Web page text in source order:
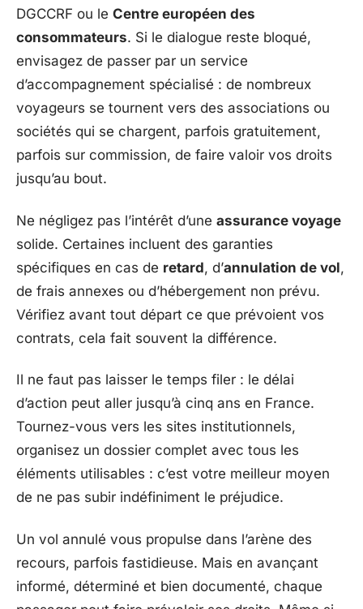
DGCCRF ou le Centre européen des
consommateurs. Si le dialogue reste bloqué,
envisagez de passer par un service
d’accompagnement spécialisé : de nombreux
voyageurs se tournent vers des associations ou
sociétés qui se chargent, parfois gratuitement,
parfois sur commission, de faire valoir vos droits
jusqu’au bout.
Ne négligez pas l’intérêt d’une assurance voyage
solide. Certaines incluent des garanties
spécifiques en cas de retard, d’annulation de vol,
de frais annexes ou d’hébergement non prévu.
Vérifiez avant tout départ ce que prévoient vos
contrats, cela fait souvent la différence.
Il ne faut pas laisser le temps filer : le délai
d’action peut aller jusqu’à cinq ans en France.
Tournez-vous vers les sites institutionnels,
organisez un dossier complet avec tous les
éléments utilisables : c’est votre meilleur moyen
de ne pas subir indéfiniment le préjudice.
Un vol annulé vous propulse dans l’arène des
recours, parfois fastidieuse. Mais en avançant
informé, déterminé et bien documenté, chaque